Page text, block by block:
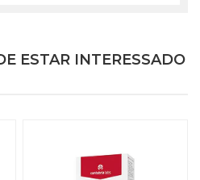
ESTAR INTERESSADO